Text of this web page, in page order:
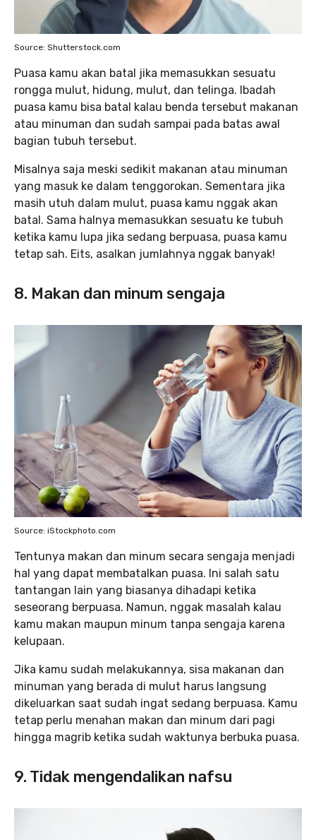
Source: Shutterstock.com
Puasa kamu akan batal jika memasukkan sesuatu
rongga mulut, hidung, mulut, dan telinga. Ibadah
puasa kamu bisa batal kalau benda tersebut makanan
atau minuman dan sudah sampai pada batas awal
bagian tubuh tersebut.
Misalnya saja meski sedikit makanan atau minuman
yang masuk ke dalam tenggorokan. Sementara jika
masih utuh dalam mulut, puasa kamu nggak akan
batal. Sama halnya memasukkan sesuatu ke tubuh
ketika kamu lupa jika sedang berpuasa, puasa kamu
tetap sah. Eits, asalkan jumlahnya nggak banyak!
8. Makan dan minum sengaja
Source: iStockphoto.com
Tentunya makan dan minum secara sengaja menjadi
hal yang dapat membatalkan puasa. Ini salah satu
tantangan lain yang biasanya dihadapi ketika
seseorang berpuasa. Namun, nggak masalah kalau
kamu makan maupun minum tanpa sengaja karena
kelupaan.
Jika kamu sudah melakukannya, sisa makanan dan
minuman yang berada di mulut harus langsung
dikeluarkan saat sudah ingat sedang berpuasa. Kamu
tetap perlu menahan makan dan minum dari pagi
hingga magrib ketika sudah waktunya berbuka puasa.
9. Tidak mengendalikan nafsu